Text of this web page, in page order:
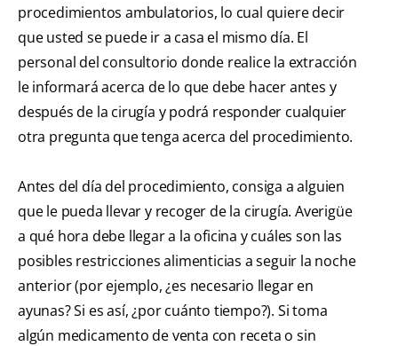
procedimientos ambulatorios, lo cual quiere decir
que usted se puede ir a casa el mismo día. El
personal del consultorio donde realice la extracción
le informará acerca de lo que debe hacer antes y
después de la cirugía y podrá responder cualquier
otra pregunta que tenga acerca del procedimiento.
Antes del día del procedimiento, consiga a alguien
que le pueda llevar y recoger de la cirugía. Averigüe
a qué hora debe llegar a la oficina y cuáles son las
posibles restricciones alimenticias a seguir la noche
anterior (por ejemplo, ¿es necesario llegar en
ayunas? Si es así, ¿por cuánto tiempo?). Si toma
algún medicamento de venta con receta o sin